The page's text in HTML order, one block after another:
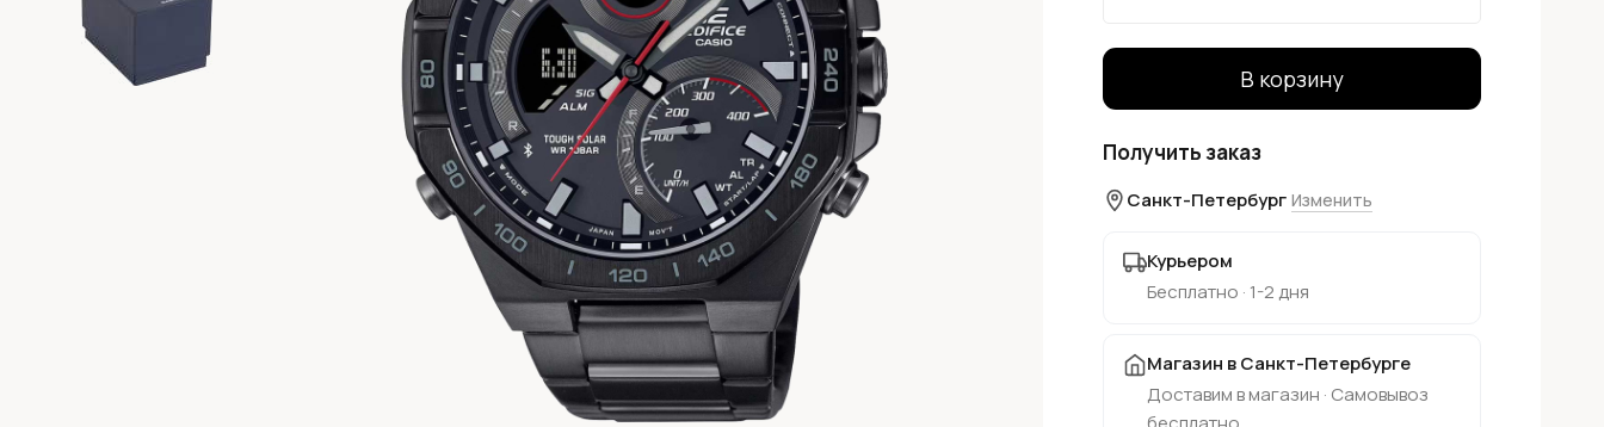
В корзину
Получить заказ
Санкт-Петербург Изменить
Курьером
Бесплатно · 1-2 дня
Магазин в Санкт-Петербурге
Доставим в магазин · Самовывоз